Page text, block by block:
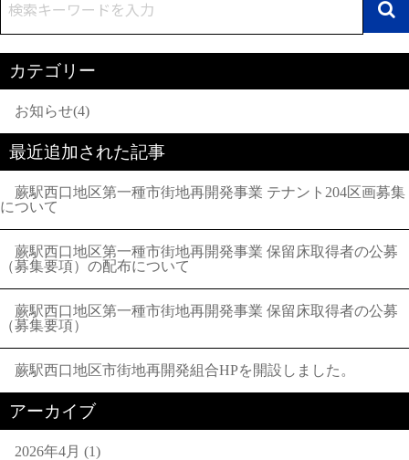
カテゴリー
お知らせ(4)
最近追加された記事
蕨駅西口地区第一種市街地再開発事業 テナント204区画募集
について
蕨駅西口地区第一種市街地再開発事業 保留床取得者の公募
（募集要項）の配布について
蕨駅西口地区第一種市街地再開発事業 保留床取得者の公募
（募集要項）
蕨駅西口地区市街地再開発組合HPを開設しました。
アーカイブ
2026年4月 (1)